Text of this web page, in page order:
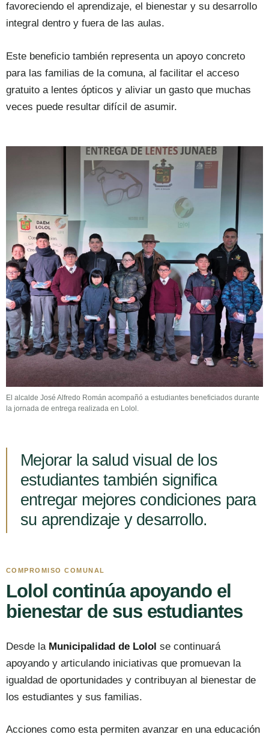
favoreciendo el aprendizaje, el bienestar y su desarrollo
integral dentro y fuera de las aulas.
Este beneficio también representa un apoyo concreto
para las familias de la comuna, al facilitar el acceso
gratuito a lentes ópticos y aliviar un gasto que muchas
veces puede resultar difícil de asumir.
El alcalde José Alfredo Román acompañó a estudiantes beneficiados durante
la jornada de entrega realizada en Lolol.
Mejorar la salud visual de los
estudiantes también significa
entregar mejores condiciones para
su aprendizaje y desarrollo.
COMPROMISO COMUNAL
Lolol continúa apoyando el
bienestar de sus estudiantes
Desde la Municipalidad de Lolol se continuará
apoyando y articulando iniciativas que promuevan la
igualdad de oportunidades y contribuyan al bienestar de
los estudiantes y sus familias.
Acciones como esta permiten avanzar en una educación